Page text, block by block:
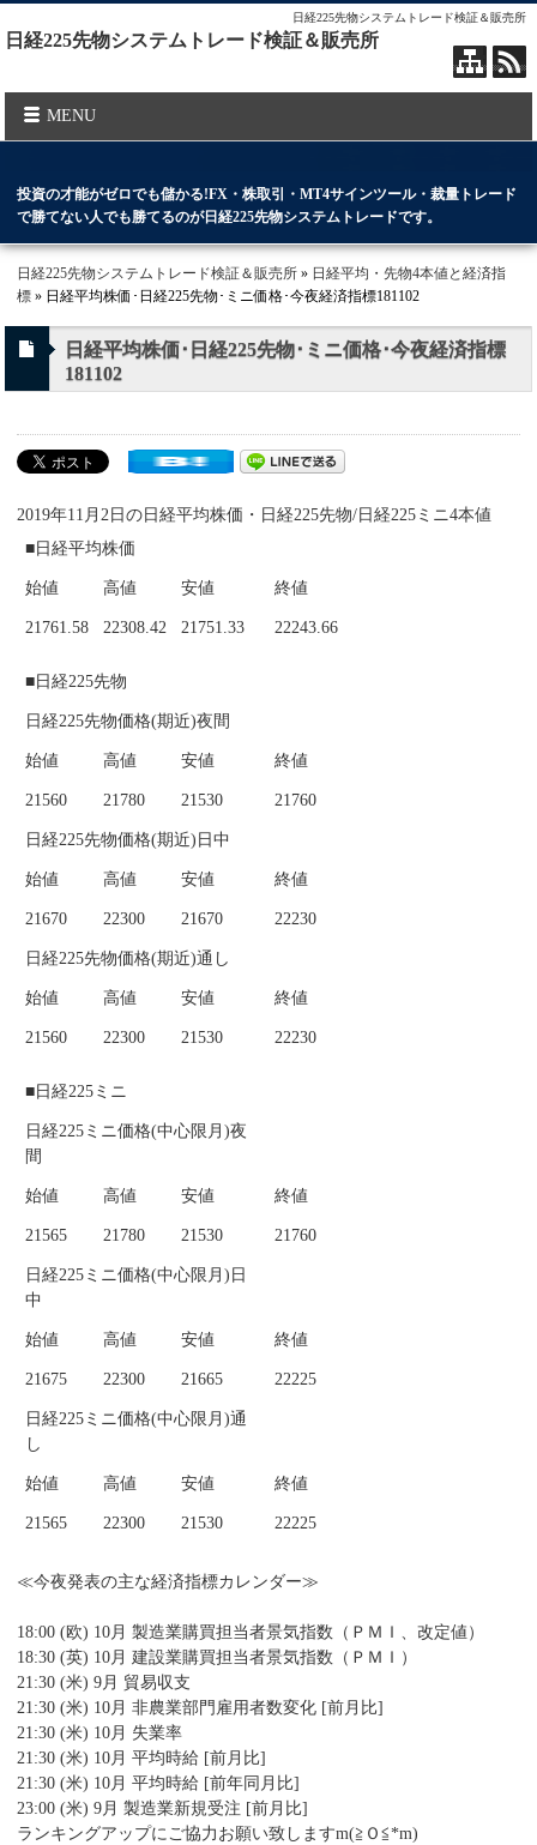
日経225先物システムトレード検証＆販売所
日経225先物システムトレード検証＆販売所
MENU
投資の才能がゼロでも儲かる!FX・株取引・MT4サインツール・裁量トレード
で勝てない人でも勝てるのが日経225先物システムトレードです。
日経225先物システムトレード検証＆販売所 » 日経平均・先物4本値と経済指
標 » 日経平均株価･日経225先物･ミニ価格･今夜経済指標181102
日経平均株価･日経225先物･ミニ価格･今夜経済指標
181102
2019年11月2日の日経平均株価・日経225先物/日経225ミニ4本値
■日経平均株価
始値 高値 安値 終値
21761.58 22308.42 21751.33 22243.66
■日経225先物
日経225先物価格(期近)夜間
始値 高値 安値 終値
21560 21780 21530 21760
日経225先物価格(期近)日中
始値 高値 安値 終値
21670 22300 21670 22230
日経225先物価格(期近)通し
始値 高値 安値 終値
21560 22300 21530 22230
■日経225ミニ
日経225ミニ価格(中心限月)夜
間
始値 高値 安値 終値
21565 21780 21530 21760
日経225ミニ価格(中心限月)日
中
始値 高値 安値 終値
21675 22300 21665 22225
日経225ミニ価格(中心限月)通
し
始値 高値 安値 終値
21565 22300 21530 22225
≪今夜発表の主な経済指標カレンダー≫
18:00 (欧) 10月 製造業購買担当者景気指数（ＰＭＩ、改定値）
18:30 (英) 10月 建設業購買担当者景気指数（ＰＭＩ）
21:30 (米) 9月 貿易収支
21:30 (米) 10月 非農業部門雇用者数変化 [前月比]
21:30 (米) 10月 失業率
21:30 (米) 10月 平均時給 [前月比]
21:30 (米) 10月 平均時給 [前年同月比]
23:00 (米) 9月 製造業新規受注 [前月比]
ランキングアップにご協力お願い致しますm(≧Ｏ≦*m)